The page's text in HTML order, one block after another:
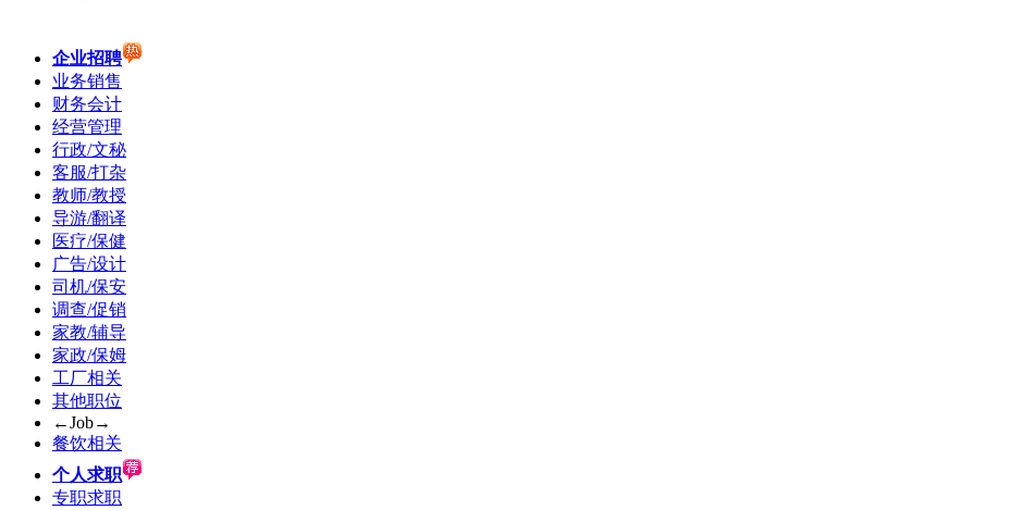
企业招聘
业务销售
财务会计
经营管理
行政/文秘
客服/打杂
教师/教授
导游/翻译
医疗/保健
广告/设计
司机/保安
调查/促销
家教/辅导
家政/保姆
工厂相关
其他职位
←Job→
餐饮相关
个人求职
专职求职